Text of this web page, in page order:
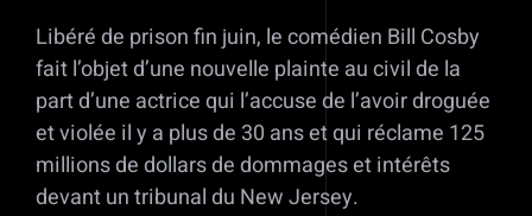
Libéré de prison fin juin, le comédien Bill Cosby
fait l’objet d’une nouvelle plainte au civil de la
part d’une actrice qui l’accuse de l’avoir droguée
et violée il y a plus de 30 ans et qui réclame 125
millions de dollars de dommages et intérêts
devant un tribunal du New Jersey.